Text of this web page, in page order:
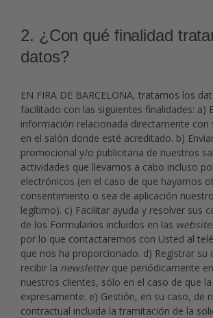
2. ¿Con qué finalidad
datos?
EN FIRA DE BARCELONA, tratamos los
facilitado con las siguientes finalidades: a)
información relacionada directamente con
en el salón donde esté acreditado. b)
promocional y/o publicitaria de nuestros
actividades que llevamos a cabo incluso
electrónicos (en el caso de que hayamos
consentimiento o sea de aplicación
legítimo). c) Facilitar ayuda y resolver sus
de los Formularios incluidos en las
por lo que contactaremos con Usted al
que nos ha proporcionado. d) Registrar su
recibir la newsletterque periódicamente
nuestros clientes, sólo en el caso de que
expresamente. e) Gestión, en su caso, de
contractual incluida la tramitación de la